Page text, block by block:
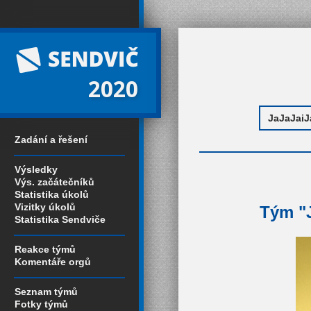
2020
Zadání a řešení
Výsledky
Výs. začátečníků
Statistika úkolů
Vizitky úkolů
Statistika Sendviče
Reakce týmů
Komentáře orgů
Seznam týmů
Fotky týmů
Tým